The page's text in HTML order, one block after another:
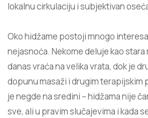
lokalnu cirkulaciju i subjektivan
Oko hidžame postoji mnogo
nejasnoća. Nekome deluje kao stara
danas vraća na velika vrata, dok je
dopunu masaži i drugim terapijskim
je negde na sredini – hidžama nije
sve, ali u pravim slučajevima i kada